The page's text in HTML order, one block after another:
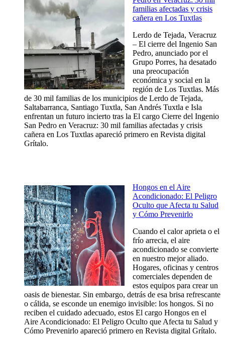
familias afectadas y crisis
cañera en Los Tuxtlas
Lerdo de Tejada, Veracruz
– El cierre del Ingenio San
Pedro, anunciado por el
Grupo Porres, ha desatado
una preocupación
económica y social en la
región de Los Tuxtlas. Más
de 30 mil familias de los municipios de Lerdo de Tejada,
Saltabarranca, Santiago Tuxtla, San Andrés Tuxtla e Isla
enfrentan un futuro incierto tras la El cargo Cierre del Ingenio
San Pedro en Veracruz: 30 mil familias afectadas y crisis
cañera en Los Tuxtlas apareció primero en Revista digital
Grítalo.
Hongos en el Aire
Acondicionado: El Peligro
Oculto que Afecta tu Salud
y Cómo Prevenirlo
Cuando el calor aprieta o el
frío arrecia, el aire
acondicionado se convierte
en nuestro mejor aliado.
Hogares, oficinas y centros
comerciales dependen de
estos equipos para crear un
oasis de bienestar. Sin embargo, detrás de esa brisa refrescante
o cálida, se esconde un enemigo invisible: los hongos. Si no
reciben el cuidado adecuado, estos El cargo Hongos en el
Aire Acondicionado: El Peligro Oculto que Afecta tu Salud y
Cómo Prevenirlo apareció primero en Revista digital Grítalo.